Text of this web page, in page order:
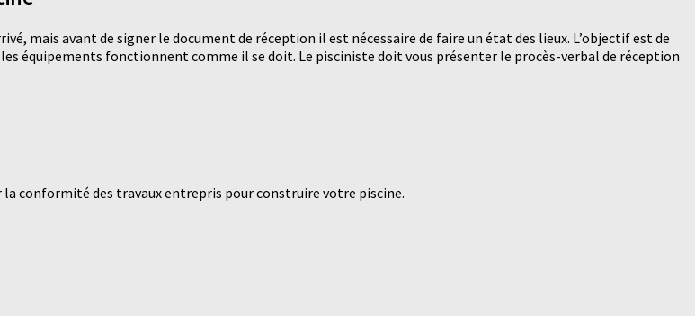
mais avant de signer le document de réception il est nécessaire de faire un état des lieux. L’objectif est de
équipements fonctionnent comme il se doit. Le pisciniste doit vous présenter le procès-verbal de réception
conformité des travaux entrepris pour construire votre piscine.